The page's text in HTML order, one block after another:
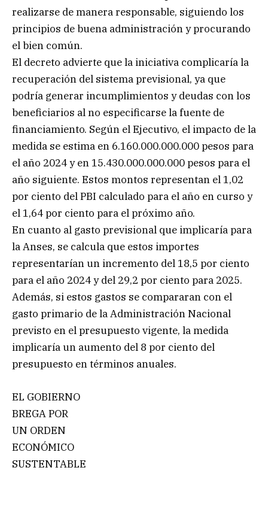
realizarse de manera responsable, siguiendo los
principios de buena administración y procurando
el bien común.
El decreto advierte que la iniciativa complicaría la
recuperación del sistema previsional, ya que
podría generar incumplimientos y deudas con los
beneficiarios al no especificarse la fuente de
financiamiento. Según el Ejecutivo, el impacto de la
medida se estima en 6.160.000.000.000 pesos para
el año 2024 y en 15.430.000.000.000 pesos para el
año siguiente. Estos montos representan el 1,02
por ciento del PBI calculado para el año en curso y
el 1,64 por ciento para el próximo año.
En cuanto al gasto previsional que implicaría para
la Anses, se calcula que estos importes
representarían un incremento del 18,5 por ciento
para el año 2024 y del 29,2 por ciento para 2025.
Además, si estos gastos se compararan con el
gasto primario de la Administración Nacional
previsto en el presupuesto vigente, la medida
implicaría un aumento del 8 por ciento del
presupuesto en términos anuales.
EL GOBIERNO
BREGA POR
UN ORDEN
ECONÓMICO
SUSTENTABLE